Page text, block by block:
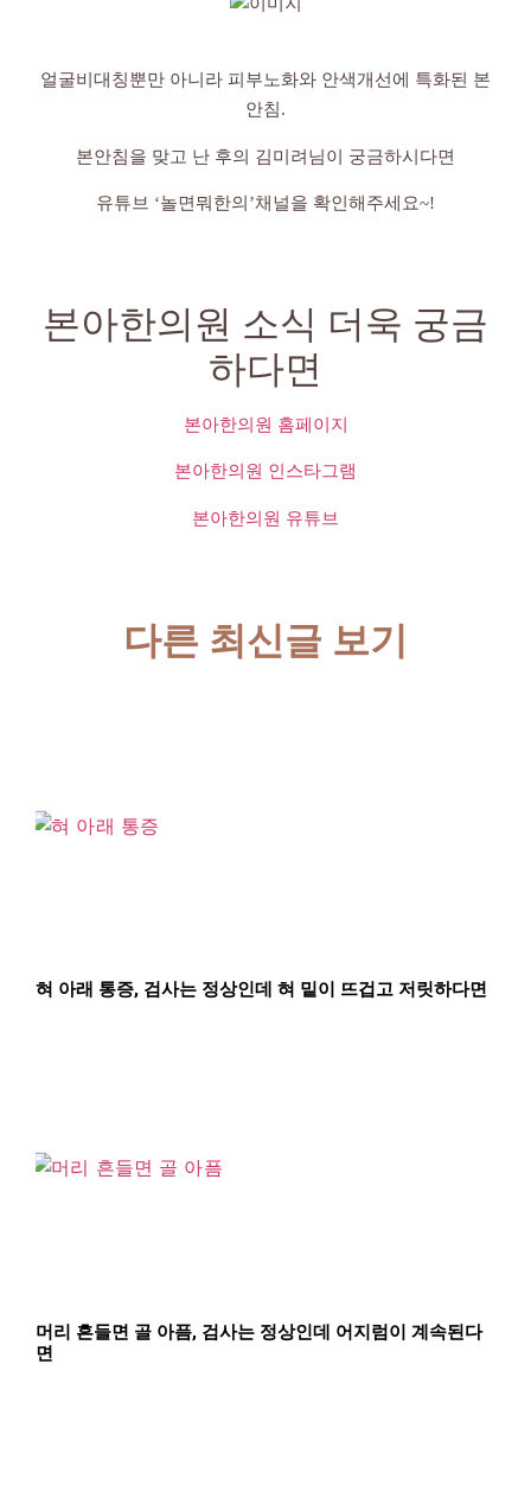
얼굴비대칭뿐만 아니라 피부노화와 안색개선에 특화된 본
안침.
본안침을 맞고 난 후의 김미려님이 궁금하시다면
유튜브 ‘놀면뭐한의’채널을 확인해주세요~!
본아한의원 소식 더욱 궁금
하다면
본아한의원 홈페이지
본아한의원 인스타그램
본아한의원 유튜브
다른 최신글 보기
혀 아래 통증, 검사는 정상인데 혀 밑이 뜨겁고 저릿하다면
머리 흔들면 골 아픔, 검사는 정상인데 어지럼이 계속된다
면